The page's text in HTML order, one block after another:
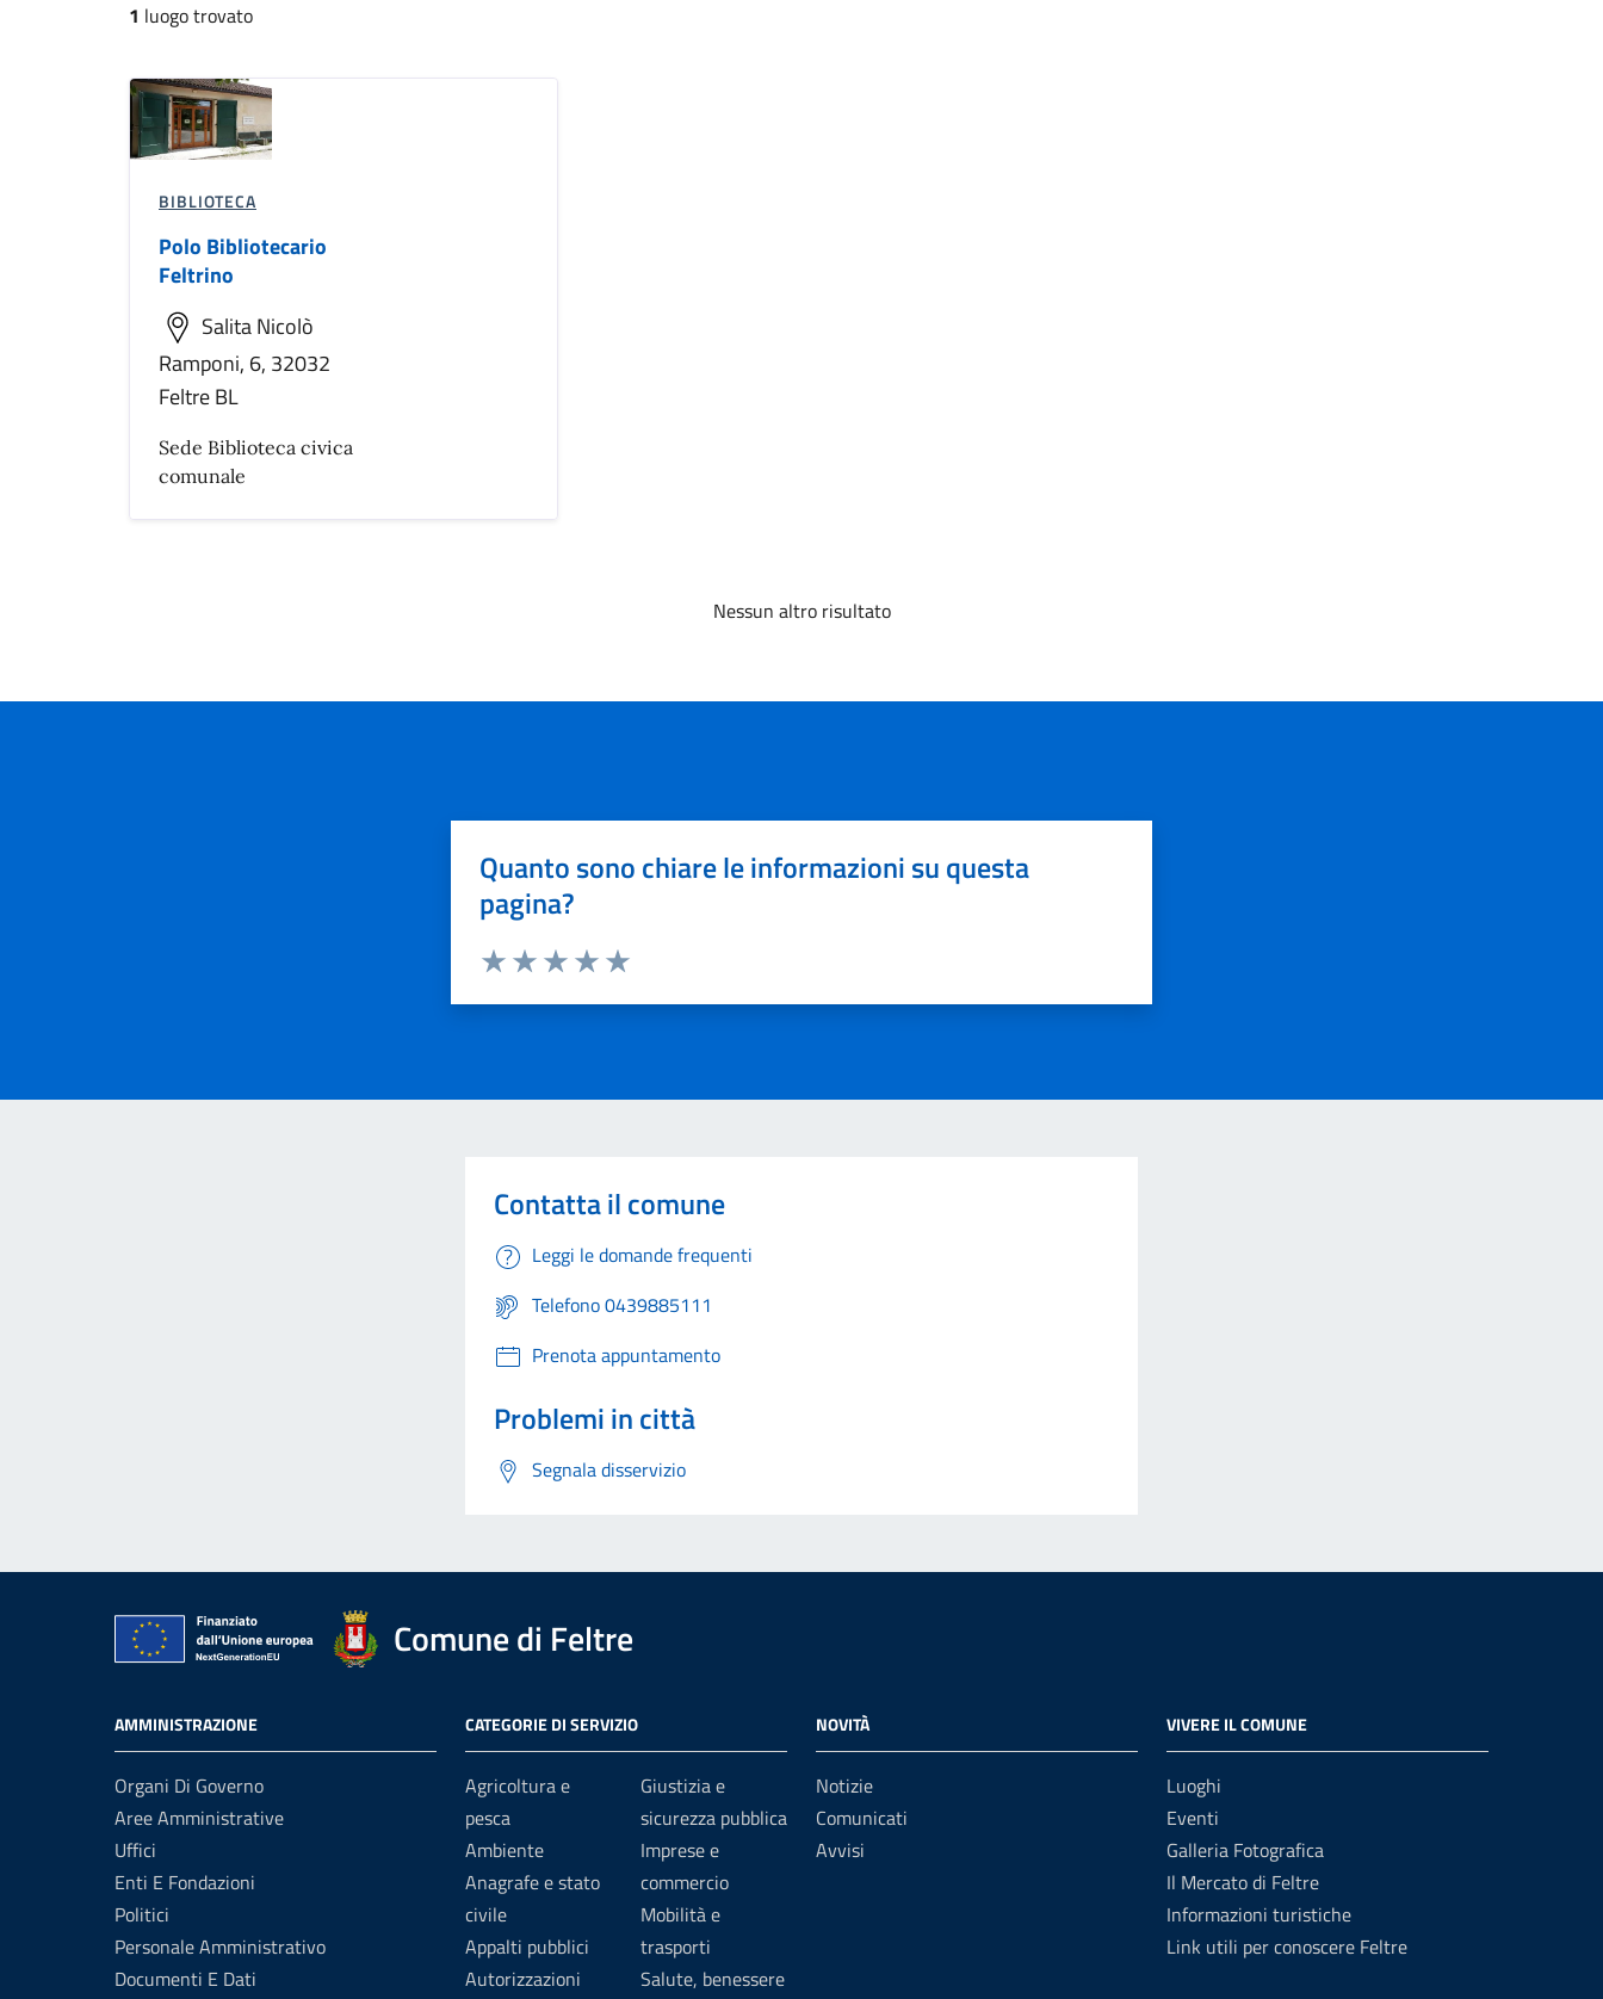
1 luogo trovato
BIBLIOTECA
Polo Bibliotecario
Feltrino
Salita Nicolò
Ramponi, 6, 32032
Feltre BL
Sede Biblioteca civica
comunale
Nessun altro risultato
Quanto sono chiare le informazioni su questa
pagina?
Contatta il comune
Leggi le domande frequenti
Telefono 0439885111
Prenota appuntamento
Problemi in città
Segnala disservizio
Comune di Feltre
AMMINISTRAZIONE
Organi Di Governo
Aree Amministrative
Uffici
Enti E Fondazioni
Politici
Personale Amministrativo
Documenti E Dati
CATEGORIE DI SERVIZIO
Agricoltura e
pesca
Ambiente
Anagrafe e stato
civile
Appalti pubblici
Autorizzazioni
Giustizia e
sicurezza pubblica
Imprese e
commercio
Mobilità e
trasporti
Salute, benessere
NOVITÀ
Notizie
Comunicati
Avvisi
VIVERE IL COMUNE
Luoghi
Eventi
Galleria Fotografica
Il Mercato di Feltre
Informazioni turistiche
Link utili per conoscere Feltre